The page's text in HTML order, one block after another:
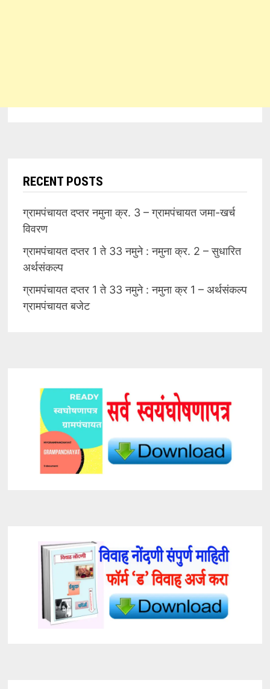
RECENT POSTS
ग्रामपंचायत दप्तर नमुना क्र. 3 – ग्रामपंचायत जमा-खर्च
विवरण
ग्रामपंचायत दप्तर 1 ते 33 नमुने : नमुना क्र. 2 – सुधारित
अर्थसंकल्प
ग्रामपंचायत दप्तर 1 ते 33 नमुने : नमुना क्र 1 – अर्थसंकल्प
ग्रामपंचायत बजेट